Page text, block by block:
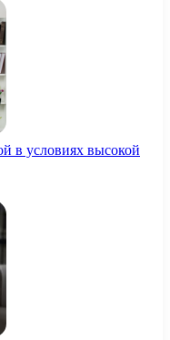
в условиях высокой